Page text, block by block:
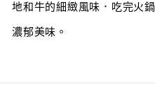
地和牛的細緻風味．吃完火
濃郁美味。